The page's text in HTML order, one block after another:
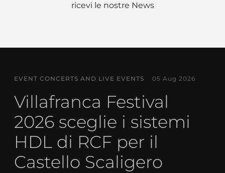
ricevi le nostre News
EVENT CONCERTS AND LIVE EVENTS 05 Aug 2026
Villafranca Festival
2026 sceglie i sistemi
HDL di RCF per il
Castello Scaligero